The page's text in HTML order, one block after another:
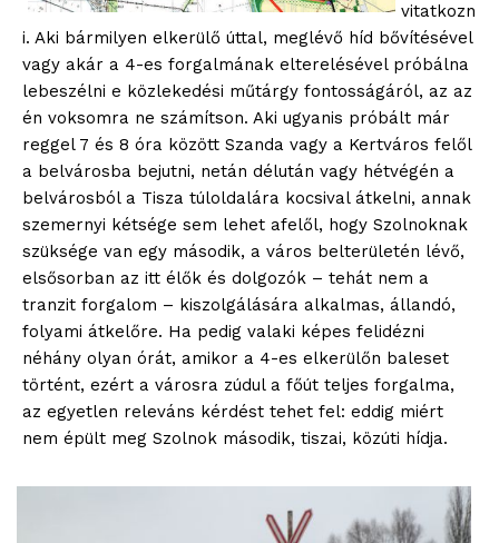
vitatkozn
i. Aki bármilyen elkerülő úttal, meglévő híd bővítésével
vagy akár a 4-es forgalmának elterelésével próbálna
lebeszélni e közlekedési műtárgy fontosságáról, az az
én voksomra ne számítson. Aki ugyanis próbált már
reggel 7 és 8 óra között Szanda vagy a Kertváros felől
a belvárosba bejutni, netán délután vagy hétvégén a
belvárosból a Tisza túloldalára kocsival átkelni, annak
szemernyi kétsége sem lehet afelől, hogy Szolnoknak
szüksége van egy második, a város belterületén lévő,
elsősorban az itt élők és dolgozók – tehát nem a
tranzit forgalom – kiszolgálására alkalmas, állandó,
folyami átkelőre. Ha pedig valaki képes felidézni
néhány olyan órát, amikor a 4-es elkerülőn baleset
történt, ezért a városra zúdul a főút teljes forgalma,
az egyetlen releváns kérdést tehet fel: eddig miért
nem épült meg Szolnok második, tiszai, közúti hídja.